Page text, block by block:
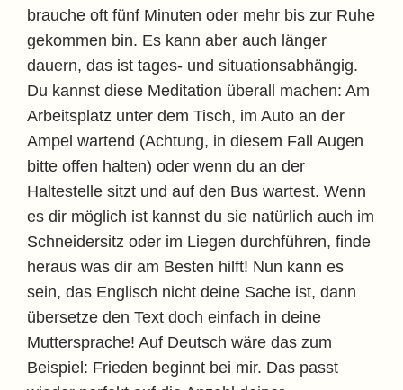
brauche oft fünf Minuten oder mehr bis zur Ruhe
gekommen bin. Es kann aber auch länger
dauern, das ist tages- und situationsabhängig.
Du kannst diese Meditation überall machen: Am
Arbeitsplatz unter dem Tisch, im Auto an der
Ampel wartend (Achtung, in diesem Fall Augen
bitte offen halten) oder wenn du an der
Haltestelle sitzt und auf den Bus wartest. Wenn
es dir möglich ist kannst du sie natürlich auch im
Schneidersitz oder im Liegen durchführen, finde
heraus was dir am Besten hilft! Nun kann es
sein, das Englisch nicht deine Sache ist, dann
übersetze den Text doch einfach in deine
Muttersprache! Auf Deutsch wäre das zum
Beispiel: Frieden beginnt bei mir. Das passt